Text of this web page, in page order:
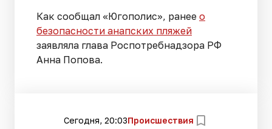
Как сообщал «Югополис», ранее о
безопасности анапских пляжей
заявляла глава Роспотребнадзора РФ
Анна Попова.
Сегодня, 20:03Происшествия